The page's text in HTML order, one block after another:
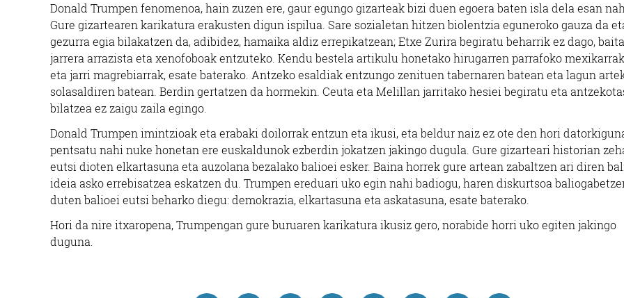
Donald Trumpen fenomenoa, hain zuzen ere, gaur egungo gizarteak bizi duen egoera baten isla dela esan
Gure gizartearen karikatura erakusten digun ispilua. Sare sozialetan hitzen biolentzia eguneroko gauza da
gezurra egia bilakatzen da, adibidez, hamaika aldiz errepikatzean; Etxe Zurira begiratu beharrik ez dago,
jarrera arrazista eta xenofoboak entzuteko. Kendu bestela artikulu honetako hirugarren parrafoko
eta jarri magrebiarrak, esate baterako. Antzeko esaldiak entzungo zenituen tabernaren batean eta lagun
solasaldiren batean. Berdin gertatzen da hormekin. Ceuta eta Melillan jarritako hesiei begiratu eta
bilatzea ez zaigu zaila egingo.
Donald Trumpen imintzioak eta erabaki doilorrak entzun eta ikusi, eta beldur naiz ez ote den hori
pentsatu nahi nuke honetan ere euskaldunok ezberdin jokatzen jakingo dugula. Gure gizarteari historian
eutsi dioten elkartasuna eta auzolana bezalako balioei esker. Baina horrek gure artean zabaltzen ari diren
ideia asko errebisatzea eskatzen du. Trumpen ereduari uko egin nahi badiogu, haren diskurtsoa
duten balioei eutsi beharko diegu: demokrazia, elkartasuna eta askatasuna, esate baterako.
Hori da nire itxaropena, Trumpengan gure buruaren karikatura ikusiz gero, norabide horri uko egiten jakingo
duguna.